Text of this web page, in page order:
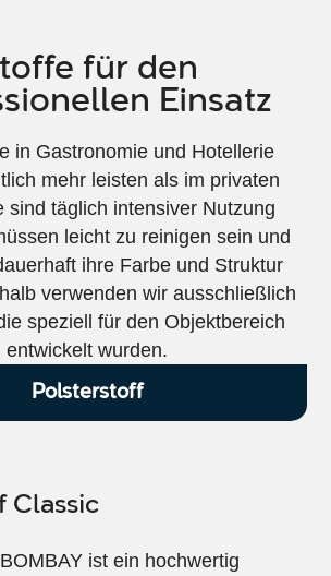
für den
Einsatz
in Gastronomie und Hotellerie
mehr leisten als im privaten
sind täglich intensiver Nutzung
leicht zu reinigen sein und
ihre Farbe und Struktur
verwenden wir ausschließlich
speziell für den Objektbereich
entwickelt wurden.
Polsterstoff
Classic
ist ein hochwertig